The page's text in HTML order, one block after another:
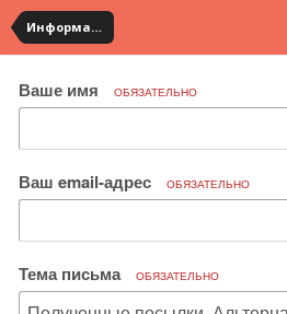
Информация по полученным посылкам
Ваше имя ОБЯЗАТЕЛЬНО
Ваш email-адрес ОБЯЗАТЕЛЬНО
Тема письма ОБЯЗАТЕЛЬНО